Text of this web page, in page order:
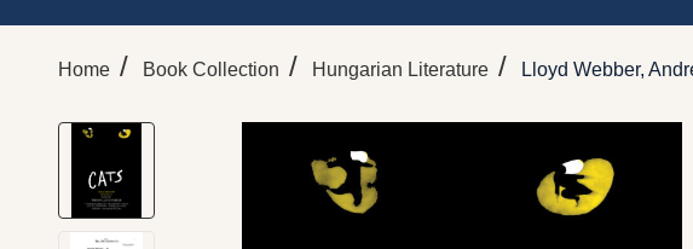
Home / Book Collection / Hungarian Literature / Lloyd Webber,